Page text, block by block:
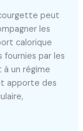
courgette peut
les
calorique
par les
un régime
apporte des